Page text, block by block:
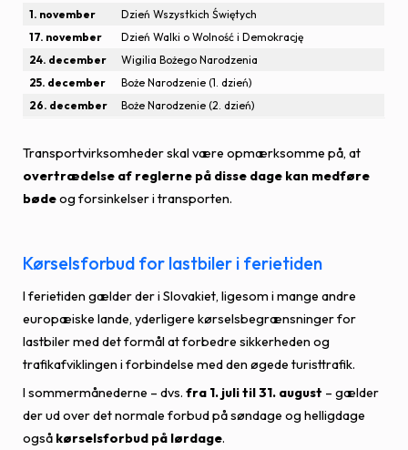
1. november
Dzień Wszystkich Świętych
17. november
Dzień Walki o Wolność i Demokrację
24. december
Wigilia Bożego Narodzenia
25. december
Boże Narodzenie (1. dzień)
26. december
Boże Narodzenie (2. dzień)
Transportvirksomheder skal være opmærksomme på, at
overtrædelse af reglerne på disse dage kan medføre
bødeog forsinkelser i transporten.
Kørselsforbud for lastbiler i ferietiden
I ferietiden gælder der i Slovakiet, ligesom i mange andre
europæiske lande, yderligere kørselsbegrænsninger for
lastbiler med det formål at forbedre sikkerheden og
trafikafviklingen i forbindelse med den øgede turisttrafik.
I sommermånederne – dvs. fra 1. juli til 31. august – gælder
der ud over det normale forbud på søndage og helligdage
også kørselsforbud på lørdage.